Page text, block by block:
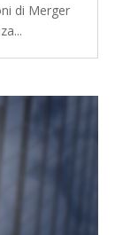
di Merger